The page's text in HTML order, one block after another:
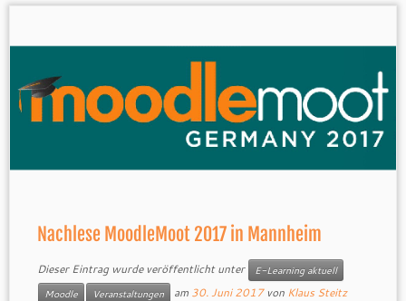
Nachlese MoodleMoot 2017 in Mannheim
Dieser Eintrag wurde veröffentlicht unter
E-Learning aktuell
Moodle
Veranstaltungen am 30. Juni 2017 von Klaus Steitz